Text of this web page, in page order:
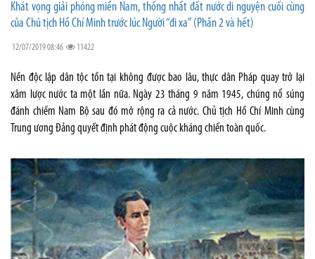
Khát vọng giải phóng miền Nam, thống nhất đất nước di nguyện cuối cùng
của Chủ tịch Hồ Chí Minh trước lúc Người “đi xa” (Phần 2 và hết)
12/07/2019 08:46 11422
Nền độc lập dân tộc tồn tại không được bao lâu, thực dân Pháp quay trở lại
xâm lược nước ta một lần nữa. Ngày 23 tháng 9 năm 1945, chúng nổ súng
đánh chiếm Nam Bộ sau đó mở rộng ra cả nước. Chủ tịch Hồ Chí Minh cùng
Trung ương Đảng quyết định phát động cuộc kháng chiến toàn quốc.